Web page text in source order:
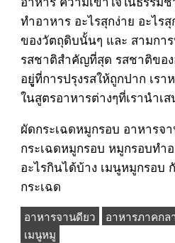
ทำอาหาร อะไรสุกง่าย อะไร
ของวัตถุดิบนั้นๆ และ สามกา
รสชาติสำคัญที่สุด รสชาติขอ
อยูู่ที่การปรุงรสให้ถูกปาก เร
ในสูตรอาหารต่างๆที่เรานำเ
ผัดกระเฉดหมูกรอบ อาหารจ
กระเฉดหมูกรอบ หมูกรอบทำ
อะไรกินได้บ้าง เมนูหมูกรอบ
กระเฉด
อาหารจานดียว อาหารภาคกล
เมนูหมู